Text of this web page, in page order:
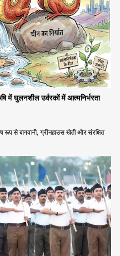
में घुलनशील उर्वरकों में आत्मनिर्भरता
से बागवानी, ग्रीनहाउस खेती और संरक्षित